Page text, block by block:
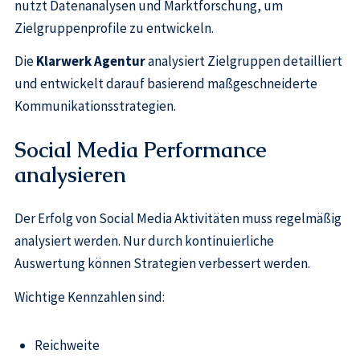
nutzt Datenanalysen und Marktforschung, um
Zielgruppenprofile zu entwickeln.
DieKlarwerk Agenturanalysiert Zielgruppen detailliert
und entwickelt darauf basierend maßgeschneiderte
Kommunikationsstrategien.
Social Media Performance
analysieren
Der Erfolg von Social Media Aktivitäten muss regelmäßig
analysiert werden. Nur durch kontinuierliche
Auswertung können Strategien verbessert werden.
Wichtige Kennzahlen sind:
Reichweite